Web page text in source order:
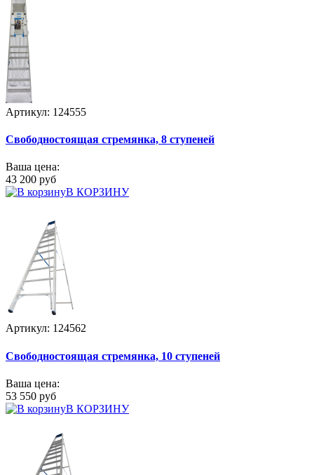
Артикул: 124555
Свободностоящая стремянка, 8 ступеней
Ваша цена:
43 200 руб
В КОРЗИНУ
Артикул: 124562
Свободностоящая стремянка, 10 ступеней
Ваша цена:
53 550 руб
В КОРЗИНУ